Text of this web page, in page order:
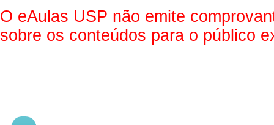
O eAulas USP não emite
sobre os conteúdos para o público